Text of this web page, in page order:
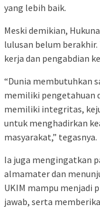
yang lebih baik.
Meski demikian,
lulusan belum
kerja dan pengabdian
“Dunia membutuhkan
memiliki pengetahuan
memiliki integritas,
untuk menghadirkan
masyarakat,” tegasnya.
Ia juga mengingatkan
almamater dan
UKIM mampu menjadi
jawab, serta